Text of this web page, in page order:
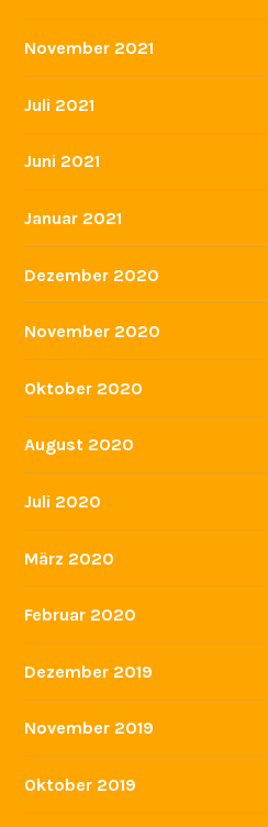
November 2021
Juli 2021
Juni 2021
Januar 2021
Dezember 2020
November 2020
Oktober 2020
August 2020
Juli 2020
März 2020
Februar 2020
Dezember 2019
November 2019
Oktober 2019